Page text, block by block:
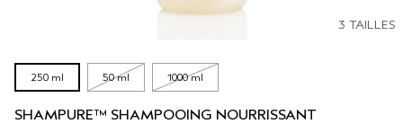
3 TAILLES
250 ml 50 ml 1000 ml
SHAMPURE™ SHAMPOOING NOURRISSANT